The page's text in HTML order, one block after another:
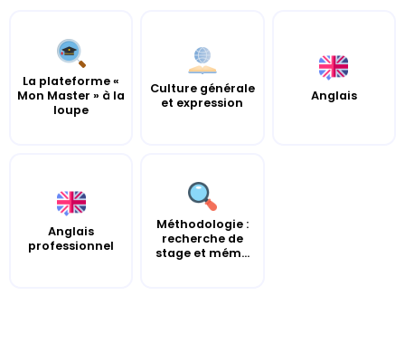
La plateforme «
Mon Master » à la
loupe
Culture générale
et expression
Anglais
Anglais
professionnel
Méthodologie :
recherche de
stage et mém...